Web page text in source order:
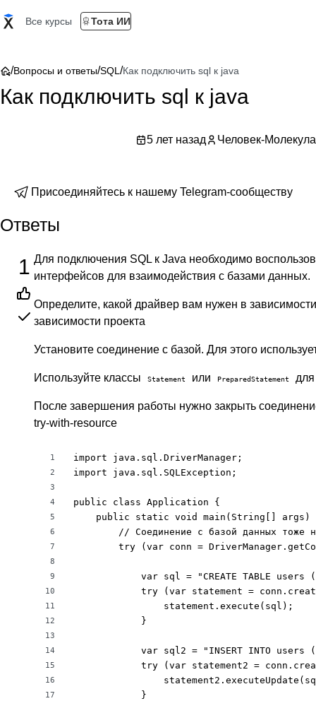
Все курсы Тота ИИ
/Вопросы и ответы/SQL /Как подключить sql к java
Как подключить sql к java
5 лет назад Человек-Молекула
Присоединяйтесь к нашему Telegram-сообществу
Ответы
1 Для подключения SQL к Java необходимо
интерфейсов для взаимодействия с базами данных.
Определите, какой драйвер вам нужен в
зависимости проекта
Установите соединение с базой. Для этого
Используйте классы Statement или PreparedStatement
После завершения работы нужно закрыть
try-with-resource
1
2
3
4
5
6
7
8
9
10
11
12
13
14
15
16
17
import java.sql.DriverManager;
import java.sql.SQLException;
public class Application {
public static void main(String[] args)
// Соединение с базой данных тоже
try (var conn =
var sql = "CREATE TABLE users
try (var statement =
                statement.execute(sql);
            }
var sql2 = "INSERT INTO users
try (var statement2 =
            }